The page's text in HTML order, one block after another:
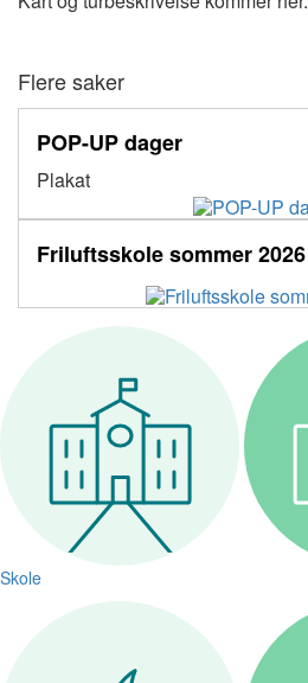
Flere saker
POP-UP dager
Plakat
Friluftsskole sommer 2026
Skole